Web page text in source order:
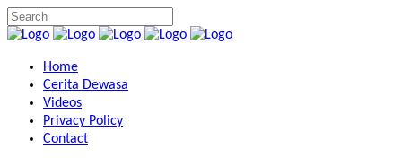
Home
Cerita Dewasa
Videos
Privacy Policy
Contact